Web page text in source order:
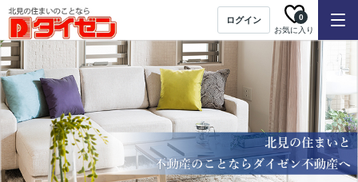
ログイン
お気に入り
0